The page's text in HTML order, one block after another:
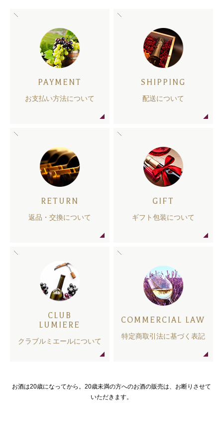
PAYMENT
お支払い方法について
SHIPPING
配送について
RETURN
返品・交換について
GIFT
ギフト包装について
CLUB
LUMIERE
クラブルミエールについて
COMMERCIAL LAW
特定商取引法に基づく表記
お酒は20歳になってから。20歳未満の方へのお酒の販売は、お断りさせて
いただきます。